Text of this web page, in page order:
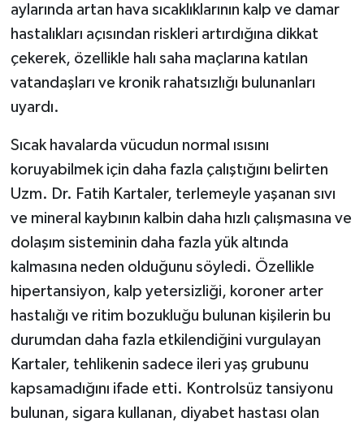
aylarında artan hava sıcaklıklarının kalp ve damar
hastalıkları açısından riskleri artırdığına dikkat
çekerek, özellikle halı saha maçlarına katılan
vatandaşları ve kronik rahatsızlığı bulunanları
uyardı.
Sıcak havalarda vücudun normal ısısını
koruyabilmek için daha fazla çalıştığını belirten
Uzm. Dr. Fatih Kartaler, terlemeyle yaşanan sıvı
ve mineral kaybının kalbin daha hızlı çalışmasına ve
dolaşım sisteminin daha fazla yük altında
kalmasına neden olduğunu söyledi. Özellikle
hipertansiyon, kalp yetersizliği, koroner arter
hastalığı ve ritim bozukluğu bulunan kişilerin bu
durumdan daha fazla etkilendiğini vurgulayan
Kartaler, tehlikenin sadece ileri yaş grubunu
kapsamadığını ifade etti. Kontrolsüz tansiyonu
bulunan, sigara kullanan, diyabet hastası olan